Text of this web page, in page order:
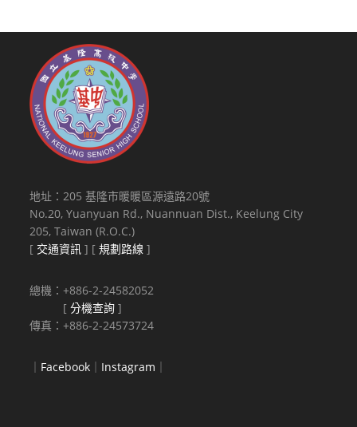
地址：205 基隆市暖暖區源遠路20號
No.20, Yuanyuan Rd., Nuannuan Dist., Keelung City
205, Taiwan (R.O.C.)
[ 交通資訊 ] [規劃路線 ]
總機：+886-2-24582052
[分機查詢 ]
傳真：+886-2-24573724
｜ Facebook ｜ Instagram ｜